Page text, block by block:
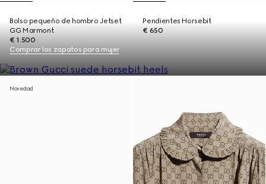
Bolso pequeño de hombro Jetset
GG Marmont
€ 1.500
Pendientes Horsebit
€ 650
Comprar los zapatos para mujer
Novedad